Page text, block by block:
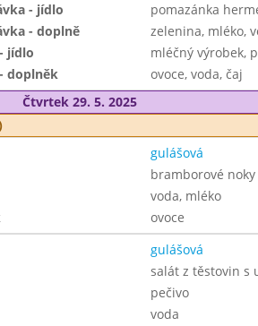
- jídlo
pomazánka
- doplně
zelenina, mléko,
jídlo
mléčný výrobek,
doplněk
ovoce, voda, čaj
Čtvrtek 29. 5. 2025
gulášová
bramborové
voda, mléko
ovoce
gulášová
salát z těstovin s
pečivo
voda